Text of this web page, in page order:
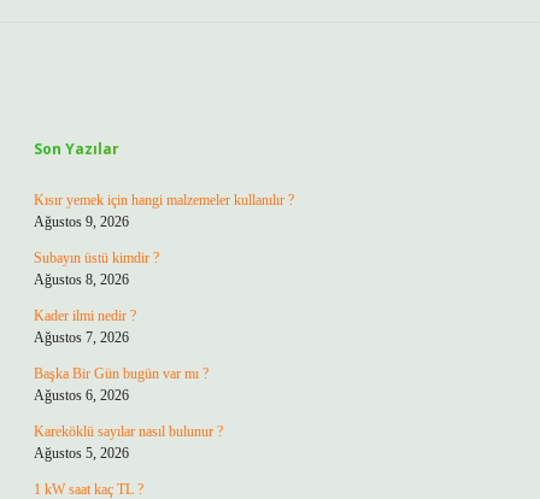
Son Yazılar
Kısır yemek için hangi malzemeler kullanılır ?
Ağustos 9, 2026
Subayın üstü kimdir ?
Ağustos 8, 2026
Kader ilmi nedir ?
Ağustos 7, 2026
Başka Bir Gün bugün var mı ?
Ağustos 6, 2026
Kareköklü sayılar nasıl bulunur ?
Ağustos 5, 2026
1 kW saat kaç TL ?